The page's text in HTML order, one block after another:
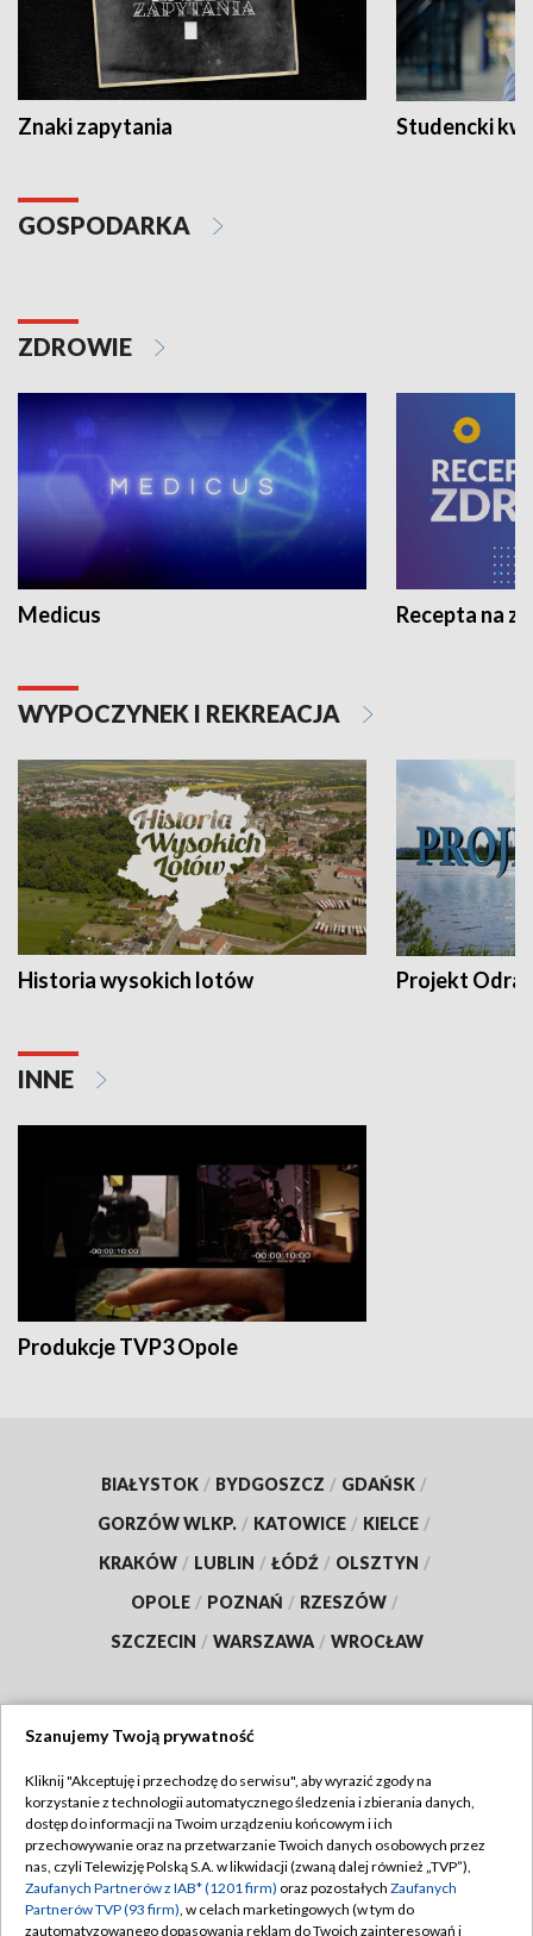
Znaki zapytania Studencki
GOSPODARKA
ZDROWIE
Medicus Recepta na
WYPOCZYNEK I REKREACJA
Historia wysokich lotów Projekt Odra
INNE
Produkcje TVP3 Opole
BIAŁYSTOK / BYDGOSZCZ / GDAŃSK /
GORZÓW WLKP. / KATOWICE / KIELCE /
KRAKÓW / LUBLIN / ŁÓDŹ / OLSZTYN /
OPOLE / POZNAŃ / RZESZÓW /
SZCZECIN / WARSZAWA / WROCŁAW
TVP
Abonament TVP
Emisja w TVP
Centrum informacji TVP
Regulamin TVP
Polityka prywatności
Moje zgody
Szanujemy Twoją prywatność
Kliknij "Akceptuję i przechodzę do serwisu", aby wyrazić zgody na
korzystanie z technologii automatycznego śledzenia i zbierania danych,
dostęp do informacji na Twoim urządzeniu końcowym i ich
przechowywanie oraz na przetwarzanie Twoich danych osobowych przez
nas, czyli Telewizję Polską S.A. w likwidacji (zwaną dalej również „TVP”),
Zaufanych Partnerów z IAB* (1201 firm) oraz pozostałych Zaufanych
Partnerów TVP (93 firm), w celach marketingowych (w tym do
zautomatyzowanego dopasowania reklam do Twoich zainteresowań i